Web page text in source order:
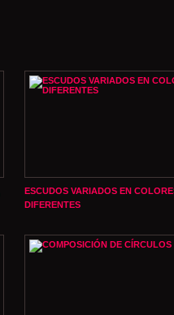
ESCUDOS VARIADOS EN
DIFERENTES